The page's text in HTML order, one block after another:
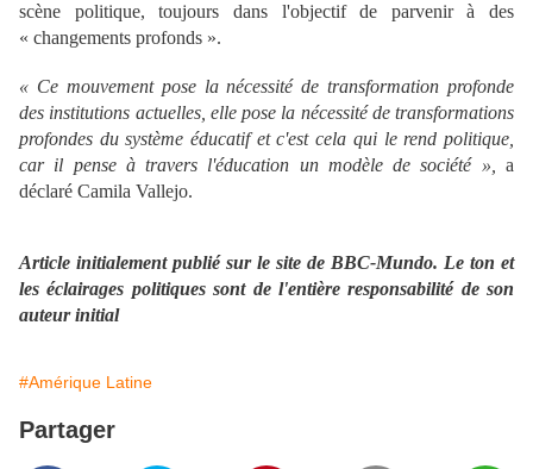
scène politique, toujours dans l'objectif de parvenir à des
« changements profonds ».
« Ce mouvement pose la nécessité de transformation profonde
des institutions actuelles, elle pose la nécessité de transformations
profondes du système éducatif et c'est cela qui le rend politique,
car il pense à travers l'éducation un modèle de société »,
a
déclaré Camila Vallejo.
Article initialement publié sur le site de BBC-Mundo. Le ton et
les éclairages politiques sont de l'entière responsabilité de son
auteur initial
#Amérique Latine
Partager